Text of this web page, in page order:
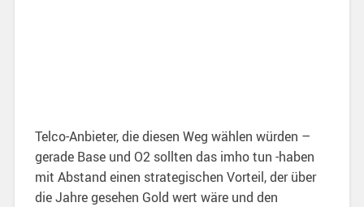
Telco-Anbieter, die diesen Weg wählen würden –
gerade Base und O2 sollten das imho tun -haben
mit Abstand einen strategischen Vorteil, der über
die Jahre gesehen Gold wert wäre und den